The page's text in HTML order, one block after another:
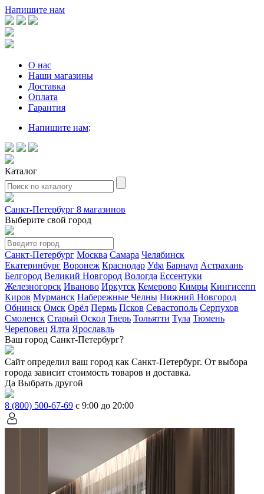
Напишите нам
О нас
Наши магазины
Доставка
Оплата
Гарантия
Напишите нам:
Каталог
Санкт-Петербург 8 магазинов
Выберите свой город
Санкт-Петербург Москва Самара Челябинск
Екатеринбург Воронеж Краснодар Уфа Барнаул Астрахань
Белгород Великий Новгород Вологда Ессентуки
Железногорск Иваново Иркутск Кемерово Кимры Кингисепп
Киров Мурманск Набережные Челны Нижний Новгород
Обнинск Омск Орёл Пермь Псков Севастополь Серпухов
Смоленск Старый Оскол Тверь Тольятти Тула Тюмень
Череповец Ялта Ярославль
Ваш город Санкт-Петербург?
Сайт определил ваш город как Санкт-Петербург. От выбора
города зависит стоимость товаров и доставка.
Да Выбрать другой
8 (800) 500-67-69 с 9:00 до 20:00